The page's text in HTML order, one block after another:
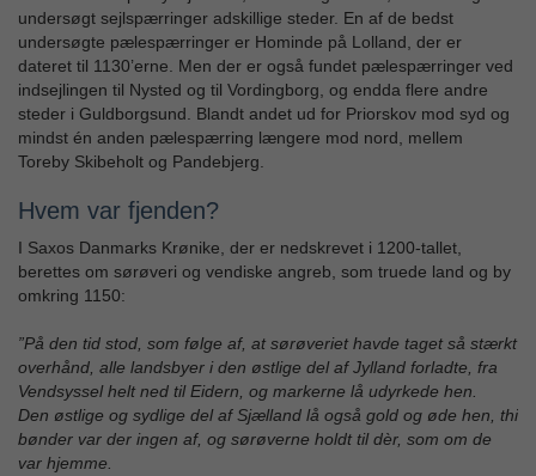
undersøgt sejlspærringer adskillige steder. En af de bedst
undersøgte pælespærringer er Hominde på Lolland, der er
dateret til 1130’erne. Men der er også fundet pælespærringer ved
indsejlingen til Nysted og til Vordingborg, og endda flere andre
steder i Guldborgsund. Blandt andet ud for Priorskov mod syd og
mindst én anden pælespærring længere mod nord, mellem
Toreby Skibeholt og Pandebjerg.
Hvem var fjenden?
I Saxos Danmarks Krønike, der er nedskrevet i 1200-tallet,
berettes om sørøveri og vendiske angreb, som truede land og by
omkring 1150:
”På den tid stod, som følge af, at sørøveriet havde taget så stærkt
overhånd, alle landsbyer i den østlige del af Jylland forladte, fra
Vendsyssel helt ned til Eidern, og markerne lå udyrkede hen.
Den østlige og sydlige del af Sjælland lå også gold og øde hen, thi
bønder var der ingen af, og sørøverne holdt til dèr, som om de
var hjemme.